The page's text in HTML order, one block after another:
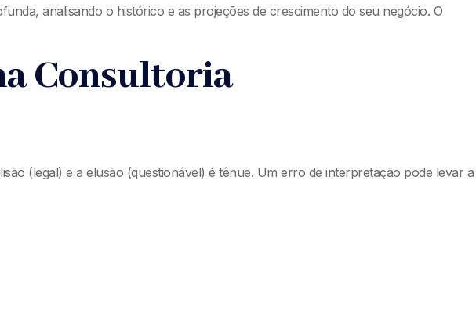
analisando o histórico e as projeções de crescimento do seu negócio. O
Consultoria
(legal) e a elusão (questionável) é tênue. Um erro de interpretação pode levar a